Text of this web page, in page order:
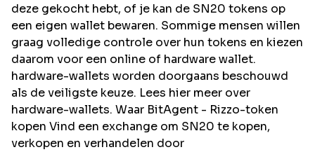
deze gekocht hebt, of je kan de SN20 tokens op
een eigen wallet bewaren. Sommige mensen willen
graag volledige controle over hun tokens en kiezen
daarom voor een online of hardware wallet.
hardware-wallets worden doorgaans beschouwd
als de veiligste keuze. Lees hier meer over
hardware-wallets. Waar BitAgent - Rizzo-token
kopen Vind een exchange om SN20 te kopen,
verkopen en verhandelen door